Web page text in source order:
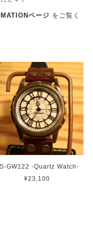
ページ をご覧く
GW122 -Quartz Watch-
¥23,100